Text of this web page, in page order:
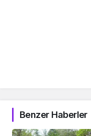
Benzer Haberler